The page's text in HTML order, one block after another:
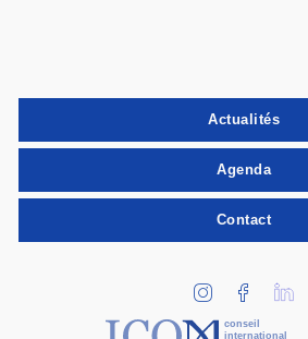
Actualités
Agenda
Contact
conseil
international